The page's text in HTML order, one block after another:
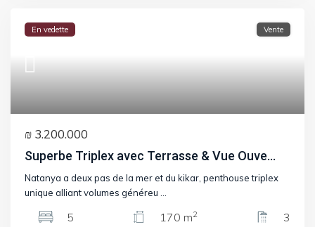
En vedette Vente
₪ 3.200.000
Superbe Triplex avec Terrasse & Vue Ouve...
Natanya a deux pas de la mer et du kikar, penthouse triplex
unique alliant volumes généreu
5 170 m2 3